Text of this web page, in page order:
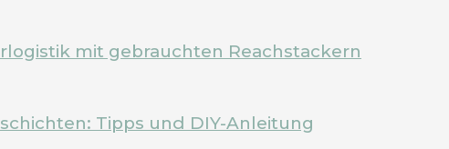
mit gebrauchten Reachstackern
Tipps und DIY-Anleitung